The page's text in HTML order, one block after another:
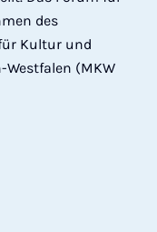
des
Kultur und
Westfalen (MKW